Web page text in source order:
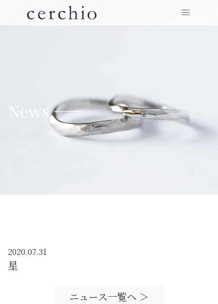
News ——
2020.07.31
星
ニュース一覧へ ＞